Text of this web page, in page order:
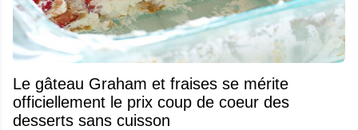
Le gâteau Graham et fraises se mérite
officiellement le prix coup de coeur des
desserts sans cuisson